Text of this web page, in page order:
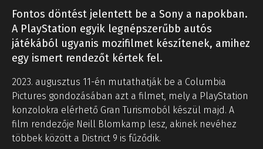
Fontos döntést jelentett be a Sony a napokban.
A PlayStation egyik legnépszerűbb autós
játékából ugyanis mozifilmet készítenek, amihez
egy ismert rendezőt kértek fel.
2023. augusztus 11-én mutathatják be a Columbia
Pictures gondozásában azt a filmet, mely a PlayStation
konzolokra elérhető Gran Turismoból készül majd. A
film rendezője Neill Blomkamp lesz, akinek nevéhez
többek között a District 9 is fűződik.